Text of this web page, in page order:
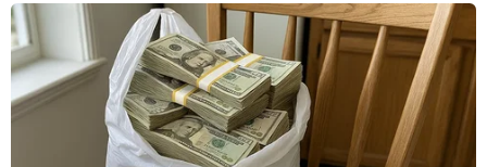
Ồng Trương Minh Tiến - Phó Giám đốc Sở Văn hóa và Thể thao
Hà Nội. (Ảnh: An Ngọc/Vietnam+)